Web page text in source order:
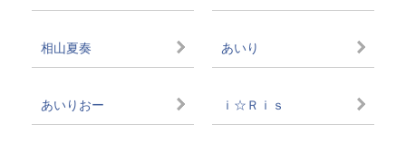
相山夏奏 あいり
あいりおー ｉ☆Ｒｉｓ